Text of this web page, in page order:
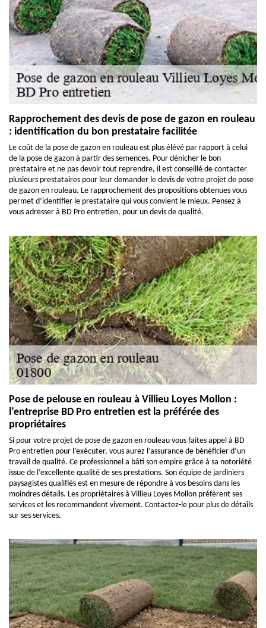
Rapprochement des devis de pose de gazon en rouleau
: identification du bon prestataire facilitée
Le coût de la pose de gazon en rouleau est plus élévé par rapport à celui
de la pose de gazon à partir des semences. Pour dénicher le bon
prestataire et ne pas devoir tout reprendre, il est conseillé de contacter
plusieurs prestataires pour leur demander le devis de votre projet de pose
de gazon en rouleau. Le rapprochement des propositions obtenues vous
permet d’identifier le prestataire qui vous convient le mieux. Pensez à
vous adresser à BD Pro entretien, pour un devis de qualité.
Pose de pelouse en rouleau à Villieu Loyes Mollon :
l’entreprise BD Pro entretien est la préférée des
propriétaires
Si pour votre projet de pose de gazon en rouleau vous faites appel à BD
Pro entretien pour l’exécuter, vous aurez l’assurance de bénéficier d’un
travail de qualité. Ce professionnel a bâti son empire grâce à sa notoriété
issue de l’excellente qualité de ses prestations. Son équipe de jardiniers
paysagistes qualifiés est en mesure de répondre à vos besoins dans les
moindres détails. Les propriétaires à Villieu Loyes Mollon préfèrent ses
services et les recommandent vivement. Contactez-le pour plus de détails
sur ses services.